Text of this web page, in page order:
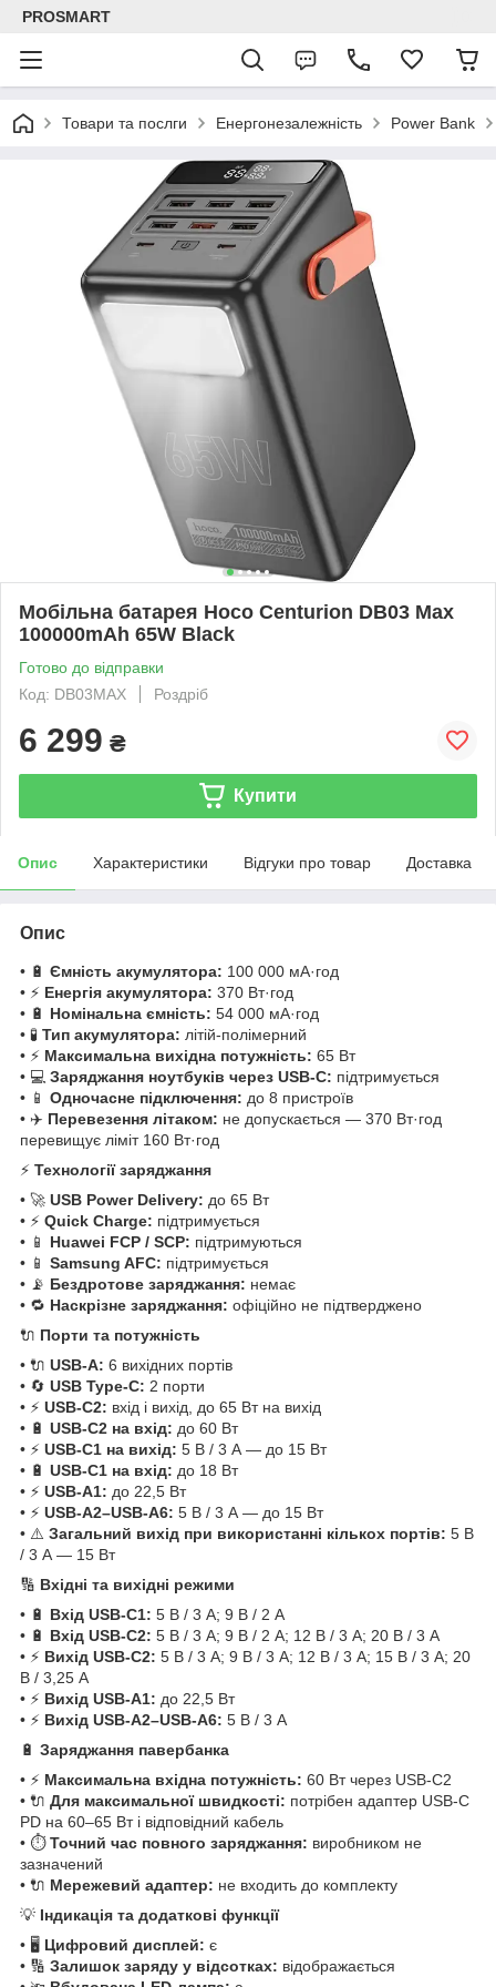
PROSMART
Товари та послги Енергонезалежність Power Bank
Мобільна батарея Hoco Centurion DB03 Max
100000mAh 65W Black
Готово до відправки
Код: DB03MAX
Роздріб
6 299 ₴
Купити
Опис Характеристики Відгуки про товар Доставка
Опис
• 🔋 Ємність акумулятора: 100 000 мА·год
• ⚡ Енергія акумулятора: 370 Вт·год
• 🔋 Номінальна ємність: 54 000 мА·год
• 🧪 Тип акумулятора: літій-полімерний
• ⚡ Максимальна вихідна потужність: 65 Вт
• 💻 Заряджання ноутбуків через USB‑C: підтримується
• 📱 Одночасне підключення: до 8 пристроїв
• ✈️ Перевезення літаком: не допускається — 370 Вт·год
перевищує ліміт 160 Вт·год
⚡ Технології заряджання
• 🚀 USB Power Delivery: до 65 Вт
• ⚡ Quick Charge: підтримується
• 📱 Huawei FCP / SCP: підтримуються
• 📱 Samsung AFC: підтримується
• 📡 Бездротове заряджання: немає
• 🔁 Наскрізне заряджання: офіційно не підтверджено
🔌 Порти та потужність
• 🔌 USB‑A: 6 вихідних портів
• 🔄 USB Type‑C: 2 порти
• ⚡ USB‑C2: вхід і вихід, до 65 Вт на вихід
• 🔋 USB‑C2 на вхід: до 60 Вт
• ⚡ USB‑C1 на вихід: 5 В / 3 А — до 15 Вт
• 🔋 USB‑C1 на вхід: до 18 Вт
• ⚡ USB‑A1: до 22,5 Вт
• ⚡ USB‑A2–USB‑A6: 5 В / 3 А — до 15 Вт
• ⚠️ Загальний вихід при використанні кількох портів: 5 В
/ 3 А — 15 Вт
🔢 Вхідні та вихідні режими
• 🔋 Вхід USB‑C1: 5 В / 3 А; 9 В / 2 А
• 🔋 Вхід USB‑C2: 5 В / 3 А; 9 В / 2 А; 12 В / 3 А; 20 В / 3 А
• ⚡ Вихід USB‑C2: 5 В / 3 А; 9 В / 3 А; 12 В / 3 А; 15 В / 3 А; 20
В / 3,25 А
• ⚡ Вихід USB‑A1: до 22,5 Вт
• ⚡ Вихід USB‑A2–USB‑A6: 5 В / 3 А
🔋 Заряджання павербанка
• ⚡ Максимальна вхідна потужність: 60 Вт через USB‑C2
• 🔌 Для максимальної швидкості: потрібен адаптер USB‑C
PD на 60–65 Вт і відповідний кабель
• ⏱️Точний час повного заряджання: виробником не
зазначений
• 🔌 Мережевий адаптер: не входить до комплекту
💡 Індикація та додаткові функції
• 🖥️ Цифровий дисплей: є
• 🔢 Залишок заряду у відсотках: відображається